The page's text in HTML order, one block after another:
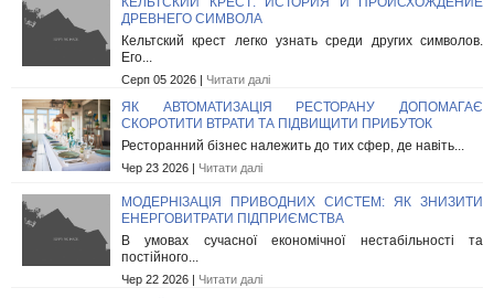
ДРЕВНЕГО СИМВОЛА
Кельтский крест легко узнать среди других символов.
Его...
Серп 05 2026 | Читати далі
ЯК АВТОМАТИЗАЦІЯ РЕСТОРАНУ ДОПОМАГАЄ
СКОРОТИТИ ВТРАТИ ТА ПІДВИЩИТИ ПРИБУТОК
Ресторанний бізнес належить до тих сфер, де навіть...
Чер 23 2026 | Читати далі
МОДЕРНІЗАЦІЯ ПРИВОДНИХ СИСТЕМ: ЯК ЗНИЗИТИ
ЕНЕРГОВИТРАТИ ПІДПРИЄМСТВА
В умовах сучасної економічної нестабільності та
постійного...
Чер 22 2026 | Читати далі